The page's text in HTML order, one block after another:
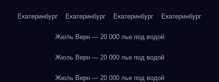
Екатеринбург Екатеринбург Екатеринбург Екатеринбург
Жюль Верн — 20 000 лье под водой
Жюль Верн — 20 000 лье под водой
Жюль Верн — 20 000 лье под водой